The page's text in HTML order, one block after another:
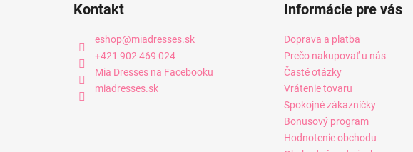
Kontakt
eshop@miadresses.sk
+421 902 469 024
Mia Dresses na Facebooku
miadresses.sk
Informácie pre vás
Doprava a platba
Prečo nakupovať u nás
Časté otázky
Vrátenie tovaru
Spokojné zákazníčky
Bonusový program
Hodnotenie obchodu